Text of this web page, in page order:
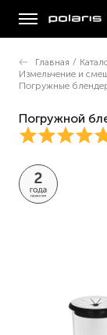
Главная /
Измельчение и
Погружные
Погружной